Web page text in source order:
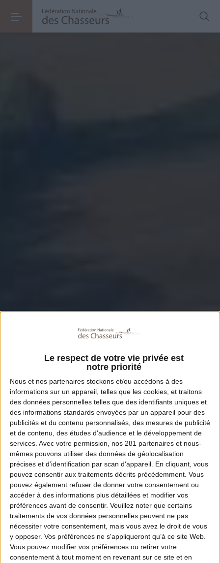
Le respect de votre vie privée est
notre priorité
Nous et nos partenaires stockons et/ou accédons à des
informations sur un appareil, telles que les cookies, et traitons
des données personnelles telles que des identifiants uniques et
des informations standards envoyées par un appareil pour des
publicités et du contenu personnalisés, des mesures de publicité
et de contenu, des études d'audience et le développement de
services. Avec votre permission, nos 281 partenaires et nous-
mêmes pouvons utiliser des données de géolocalisation
précises et d’identification par scan d'appareil. En cliquant, vous
pouvez consentir aux traitements décrits précédemment. Vous
pouvez également refuser de donner votre consentement ou
accéder à des informations plus détaillées et modifier vos
préférences avant de consentir. Veuillez noter que certains
traitements de vos données personnelles peuvent ne pas
nécessiter votre consentement, mais vous avez le droit de vous
y opposer. Vos préférences ne s'appliqueront qu’à ce site Web.
Vous pouvez modifier vos préférences ou retirer votre
consentement à tout moment en revenant sur ce site et en